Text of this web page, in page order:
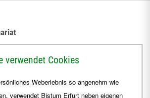
verwendet Cookies
Weberlebnis so angenehm wie
verwendet Bistum Erfurt neben eigenen